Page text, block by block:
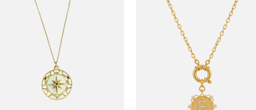
Saklama: Kolyenizi kullanmadığınız
çantasında saklamanızı tavsiye ederiz. Bu,
önlemeye yardımcı olacaktır. Ayrıca,
Parfüm ve Kimyasallar: Kolyenizi kullanırken
ürünlerin doğrudan temasından kaçının. Bu